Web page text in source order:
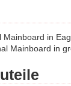
Mainboard in
Mainboard in